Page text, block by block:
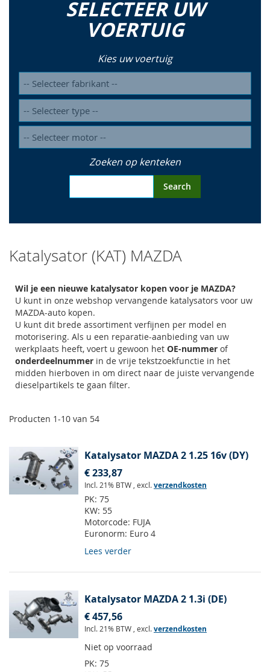
SELECTEER UW
VOERTUIG
Kies uw voertuig
Zoeken op kenteken
Search
Katalysator (KAT) MAZDA
Wil je een nieuwe katalysator kopen voor je MAZDA?
U kunt in onze webshop vervangende katalysators voor uw
MAZDA-auto kopen.
U kunt dit brede assortiment verfijnen per model en
motorisering. Als u een reparatie-aanbieding van uw
werkplaats heeft, voert u gewoon het OE-nummer of
onderdeelnummer in de vrije tekstzoekfunctie in het
midden hierboven in om direct naar de juiste vervangende
dieselpartikels te gaan filter.
Producten 1-10 van 54
Katalysator MAZDA 2 1.25 16v (DY)
€ 233,87
Incl. 21% BTW , excl.verzendkosten
PK: 75
KW: 55
Motorcode: FUJA
Euronorm: Euro 4
Lees verder
Katalysator MAZDA 2 1.3i (DE)
€ 457,56
Incl. 21% BTW , excl.verzendkosten
Niet op voorraad
PK: 75